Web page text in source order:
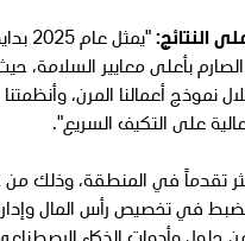
النتائج:
"يمثل
بأعلى معايير السلامة، حيث
أعمالنا المرن، وأنظمتنا
على التكيف السريع".
تقدماً في المنطقة، وذلك من
منضبط في تخصيص رأس المال